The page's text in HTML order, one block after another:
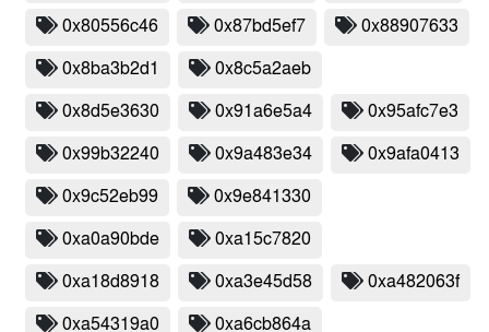
0x80556c46 0x87bd5ef7 0x88907633
0x8ba3b2d1 0x8c5a2aeb
0x8d5e3630 0x91a6e5a4 0x95afc7e3
0x99b32240 0x9a483e34 0x9afa0413
0x9c52eb99 0x9e841330
0xa0a90bde 0xa15c7820
0xa18d8918 0xa3e45d58 0xa482063f
0xa54319a0 0xa6cb864a